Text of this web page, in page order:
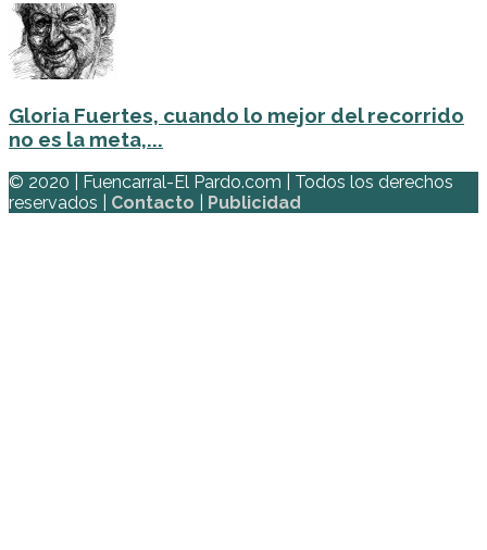
Gloria Fuertes, cuando lo mejor del recorrido
no es la meta,...
© 2020 | Fuencarral-El Pardo.com | Todos los derechos
reservados | Contacto Publicidad